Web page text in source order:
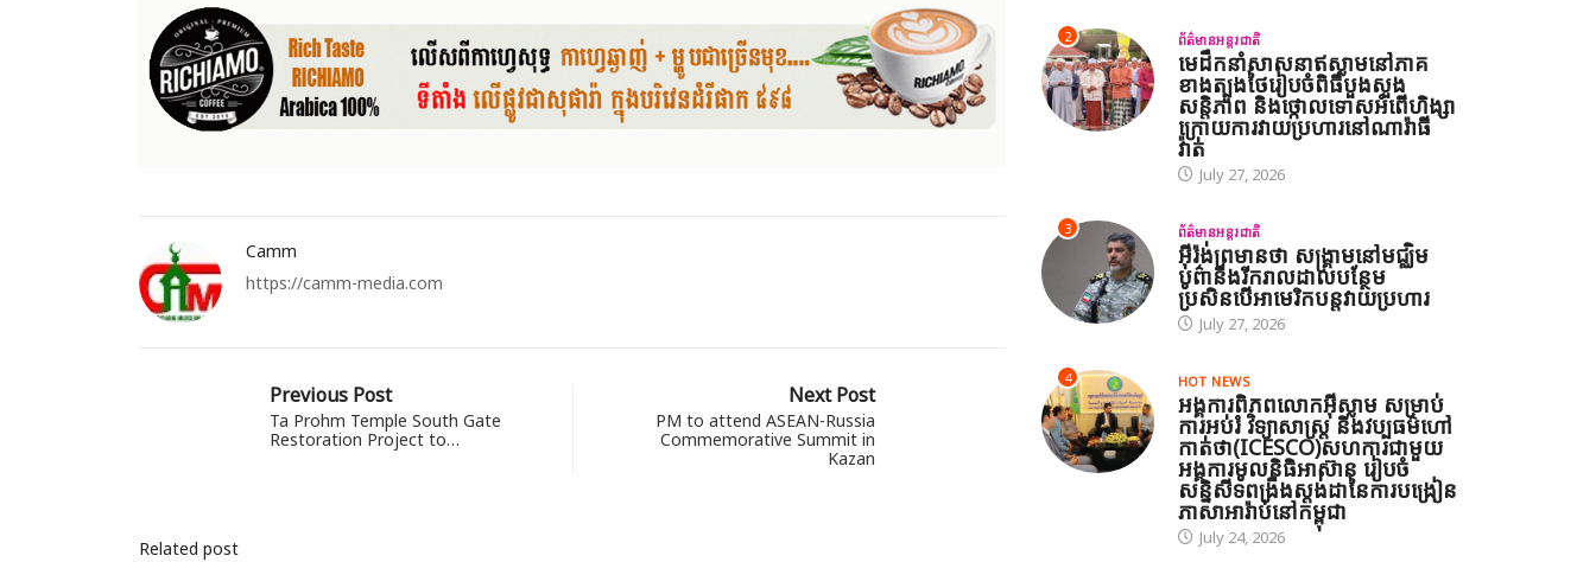
Camm
https://camm-media.com
Previous Post
Ta Prohm Temple South Gate
Restoration Project to…
Next Post
PM to attend ASEAN-Russia
Commemorative Summit in
Kazan
Related post
2 ព័ត៌មានអន្តរជាតិ
មេដឹកនាំសាសនាឥស្លាមនៅភាគ
ខាងត្បូងថៃរៀបចំពិធីបួងសួង
សន្តិភាព និងថ្កោលទោសអំពើហិង្សា
ក្រោយការវាយប្រហារនៅណារ៉ាធី
វ៉ាត់
July 27, 2026
3 ព័ត៌មានអន្តរជាតិ
អ៊ីរ៉ង់ព្រមានថា សង្គ្រាមនៅមជ្ឈិម
បូព៌ានឹងរីករាលដាលបន្ថែម
ប្រសិនបើអាមេរិកបន្តវាយប្រហារ
July 27, 2026
4 HOT NEWS
អង្គការពិភពលោកអ៊ីស្លាម សម្រាប់
ការអប់រំ វិទ្យាសាស្ត្រ និងវប្បធម៌ហៅ
កាត់ថា(ICESCO)សហការជាមួយ
អង្គការមូលនិធិអាស៊ាន រៀបចំ
សន្និសីទពង្រឹងស្តង់ដានៃការបង្រៀន
ភាសាអារ៉ាប់នៅកម្ពុជា
July 24, 2026